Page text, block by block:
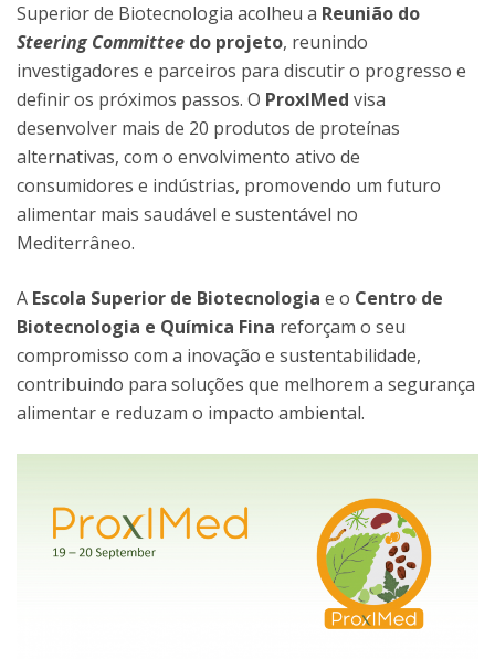
Superior de Biotecnologia acolheu a Reunião do
Steering Committee do projeto, reunindo
investigadores e parceiros para discutir o progresso e
definir os próximos passos. O ProxIMed visa
desenvolver mais de 20 produtos de proteínas
alternativas, com o envolvimento ativo de
consumidores e indústrias, promovendo um futuro
alimentar mais saudável e sustentável no
Mediterrâneo.
A Escola Superior de Biotecnologia e o Centro de
Biotecnologia e Química Fina reforçam o seu
compromisso com a inovação e sustentabilidade,
contribuindo para soluções que melhorem a segurança
alimentar e reduzam o impacto ambiental.